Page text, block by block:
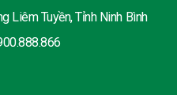
Liêm Tuyền, Tỉnh Ninh Bình